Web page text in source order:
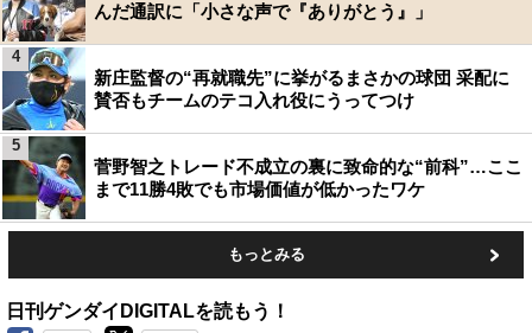
んだ通訳に「小さな声で『ありがとう』」
新庄監督の“再就職先”に挙がるまさかの球団 采配に
賛否もチームのテコ入れ役にうってつけ
4
菅野智之トレード不成立の裏に致命的な“前科”…ここ
まで11勝4敗でも市場価値が低かったワケ
5
もっとみる
日刊ゲンダイDIGITALを読もう！